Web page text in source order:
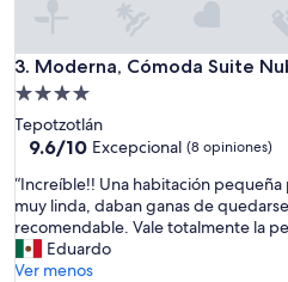
3. Moderna, Cómoda Suite
Moderna, Cómoda Suite
Propiedad
de
4.0
Tepotzotlán
9.6
10,
Excepcional,
(8
opiniones)
9.6/10 Excepcional (8 opiniones)
“
I
n
c
r
“Increíble!! Una habitación
muy linda, daban ganas de
recomendable. Vale totalmente la
Eduardo
Ver menos